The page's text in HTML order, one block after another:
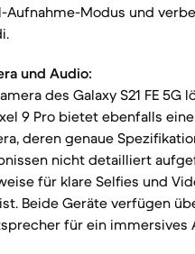
Aufnahme-Modus und
und Audio:
des Galaxy S21 FE 5G
9 Pro bietet ebenfalls
deren genaue
nicht detailliert
für klare Selfies und
Beide Geräte verfügen
für ein immersives